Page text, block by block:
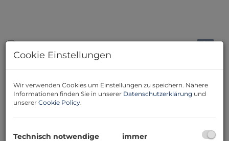
Beschreibung
In gefragter, sonniger Grünruhelage vonWeidlingbach
(Stadtgemeinde Klosterneuburg) steht dieses
Cookie Einstellungen
Wir verwenden Cookies um Einstellungen zu speichern. Nähere
Informationen finden Sie in unserer Datenschutzerklärung und
unserer Cookie Policy.
Technisch notwendige
immer